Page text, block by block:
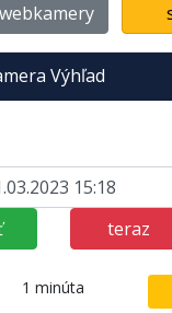
Výhľad
teraz
1 minúta